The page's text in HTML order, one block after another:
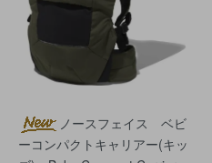
ノースフェイス ベビ
ーコンパクトキャリアー(キッ